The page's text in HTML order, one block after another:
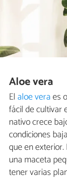
Aloe vera
El aloe veraes
fácil de cultivar
nativo crece
condiciones
que en
una maceta
tener varias